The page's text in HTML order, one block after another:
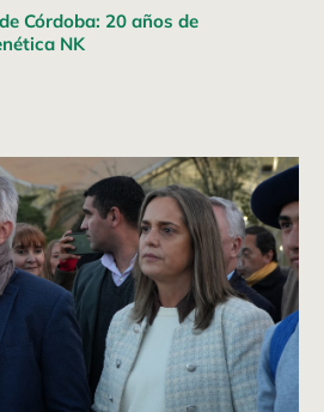
Córdoba: 20 años de
NK